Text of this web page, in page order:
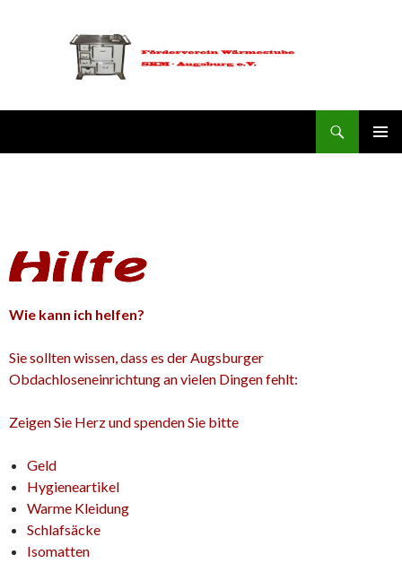
Förderverein Wärmestube SKM-Augsburg e.V.
Wie kann ich helfen?
Sie sollten wissen, dass es der Augsburger
Obdachloseneinrichtung an vielen Dingen fehlt:
Zeigen Sie Herz und spenden Sie bitte
Geld
Hygieneartikel
Warme Kleidung
Schlafsäcke
Isomatten